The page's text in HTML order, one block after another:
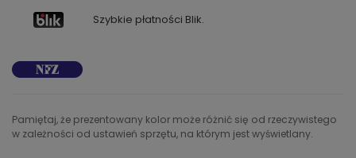
Szybkie płatności Blik.
Pamiętaj, że prezentowany kolor może różnić się od rzeczywistego
w zależności od ustawień sprzętu, na którym jest wyświetlany.